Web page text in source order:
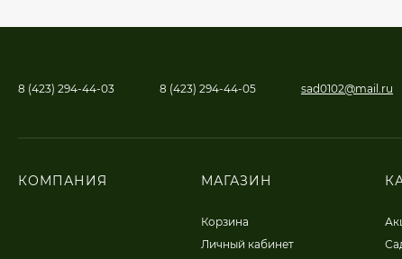
8 (423) 294-44-03 8 (423) 294-44-05 sad0102@mail.ru
КОМПАНИЯ МАГАЗИН
Корзина
Личный кабинет